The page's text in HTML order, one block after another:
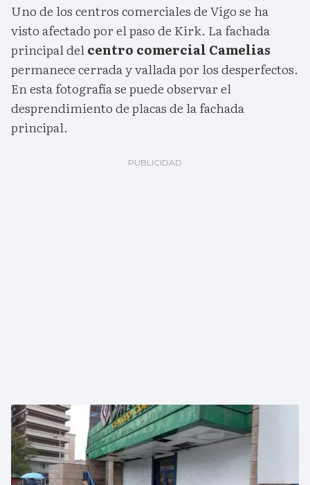
Uno de los centros comerciales de Vigo se ha
visto afectado por el paso de Kirk. La fachada
principal delcentro comercial Camelias
permanece cerrada y vallada por los desperfectos.
En esta fotografía se puede observar el
desprendimiento de placas de la fachada
principal.